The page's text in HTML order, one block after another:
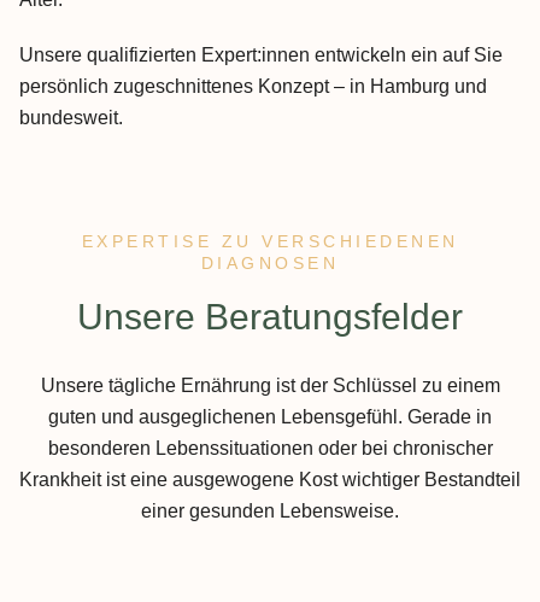
Unsere qualifizierten Expert:innen entwickeln ein auf Sie
persönlich zugeschnittenes Konzept – in Hamburg und
bundesweit.
EXPERTISE ZU VERSCHIEDENEN
DIAGNOSEN
:
Unsere Beratungsfelder
Unsere tägliche Ernährung ist der Schlüssel zu einem
guten und ausgeglichenen Lebensgefühl. Gerade in
besonderen Lebenssituationen oder bei chronischer
Krankheit ist eine ausgewogene Kost wichtiger Bestandteil
einer gesunden Lebensweise.